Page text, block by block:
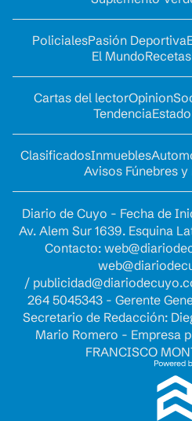
PolicialesPasión Deportiva
El MundoRecetas
Cartas del lectorOpinion
Tendencia
ClasificadosInmuebles
Avisos Fúnebres y
Diario de Cuyo - Fecha de
Av. Alem Sur 1639. Esquina
Contacto:
/
264 5045343 - Gerente
Secretario de Redacción:
Mario Romero - Empresa
FRANCISCO